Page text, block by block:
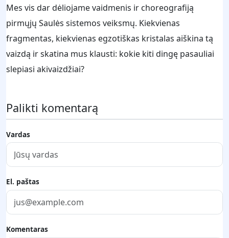
Mes vis dar dėliojame vaidmenis ir choreografiją
pirmųjų Saulės sistemos veiksmų. Kiekvienas
fragmentas, kiekvienas egzotiškas kristalas aiškina tą
vaizdą ir skatina mus klausti: kokie kiti dingę pasauliai
slepiasi akivaizdžiai?
Palikti komentarą
Vardas
El. paštas
Komentaras